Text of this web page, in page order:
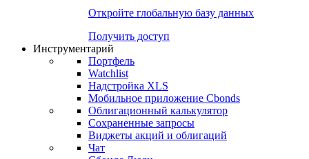
Откройте глобальную базу данных
Получить доступ
Инструментарий
Портфель
Watchlist
Надстройка XLS
Мобильное приложение Cbonds
Облигационный калькулятор
Сохраненные запросы
Виджеты акций и облигаций
Чат